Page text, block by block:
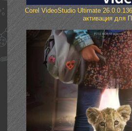
Corel VideoStudio Ultimate
активация для